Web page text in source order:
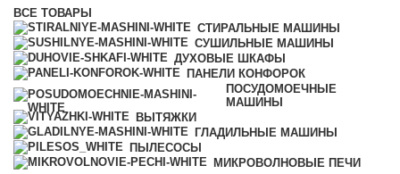
ВСЕ ТОВАРЫ
СТИРАЛЬНЫЕ МАШИНЫ
СУШИЛЬНЫЕ МАШИНЫ
ДУХОВЫЕ ШКАФЫ
ПАНЕЛИ КОНФОРОК
ПОСУДОМОЕЧНЫЕ
МАШИНЫ
ВЫТЯЖКИ
ГЛАДИЛЬНЫЕ МАШИНЫ
ПЫЛЕСОСЫ
МИКРОВОЛНОВЫЕ ПЕЧИ